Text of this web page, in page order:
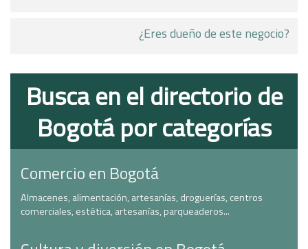
¿Eres dueño de este negocio?
Busca en el directorio de
Bogotá por categorías
Comercio en Bogotá
Almacenes, alimentación, artesanías, droguerías, centros
comerciales, estética, artesanías, parqueaderos...